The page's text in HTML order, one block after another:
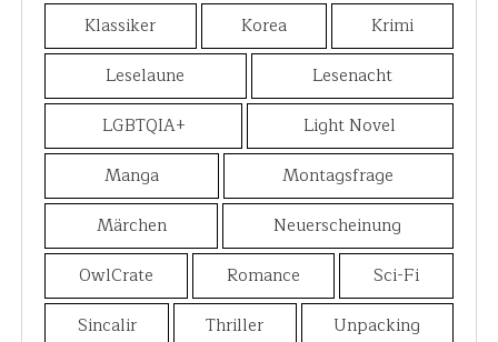
Klassiker
Korea
Krimi
Leselaune
Lesenacht
LGBTQIA+
Light Novel
Manga
Montagsfrage
Märchen
Neuerscheinung
OwlCrate
Romance
Sci-Fi
Sincalir
Thriller
Unpacking